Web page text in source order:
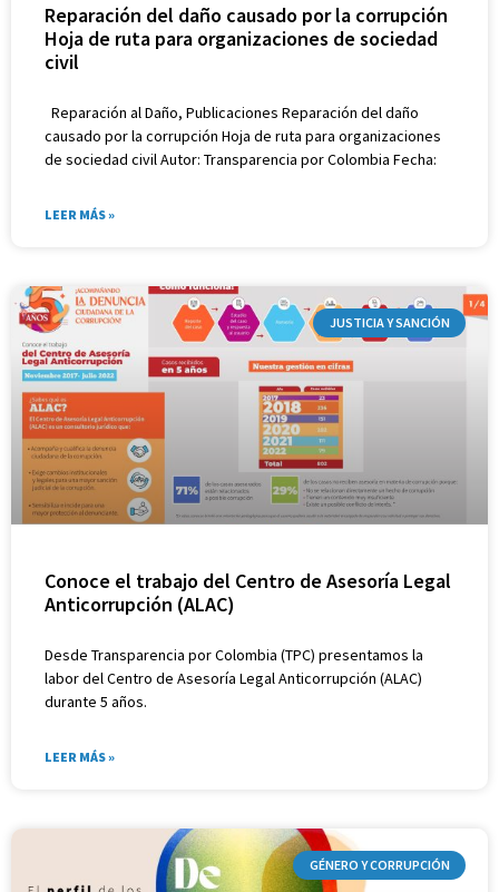
Reparación del daño causado por la corrupción
Hoja de ruta para organizaciones de sociedad
civil
Reparación al Daño, Publicaciones Reparación del daño
causado por la corrupción Hoja de ruta para organizaciones
de sociedad civil Autor: Transparencia por Colombia Fecha:
LEER MÁS »
JUSTICIA Y SANCIÓN
Conoce el trabajo del Centro de Asesoría Legal
Anticorrupción (ALAC)
Desde Transparencia por Colombia (TPC) presentamos la
labor del Centro de Asesoría Legal Anticorrupción (ALAC)
durante 5 años.
LEER MÁS »
GÉNERO Y CORRUPCIÓN